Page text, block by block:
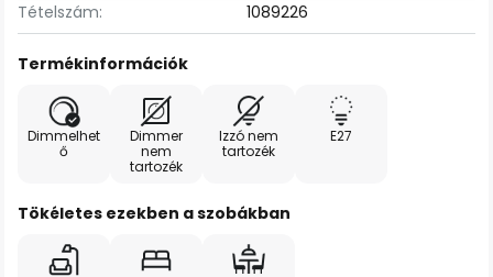
Tételszám:
1089226
Termékinformációk
Dimmelhet
ő
Dimmer
nem
tartozék
Izzó nem
tartozék
E27
Tökéletes ezekben a szobákban